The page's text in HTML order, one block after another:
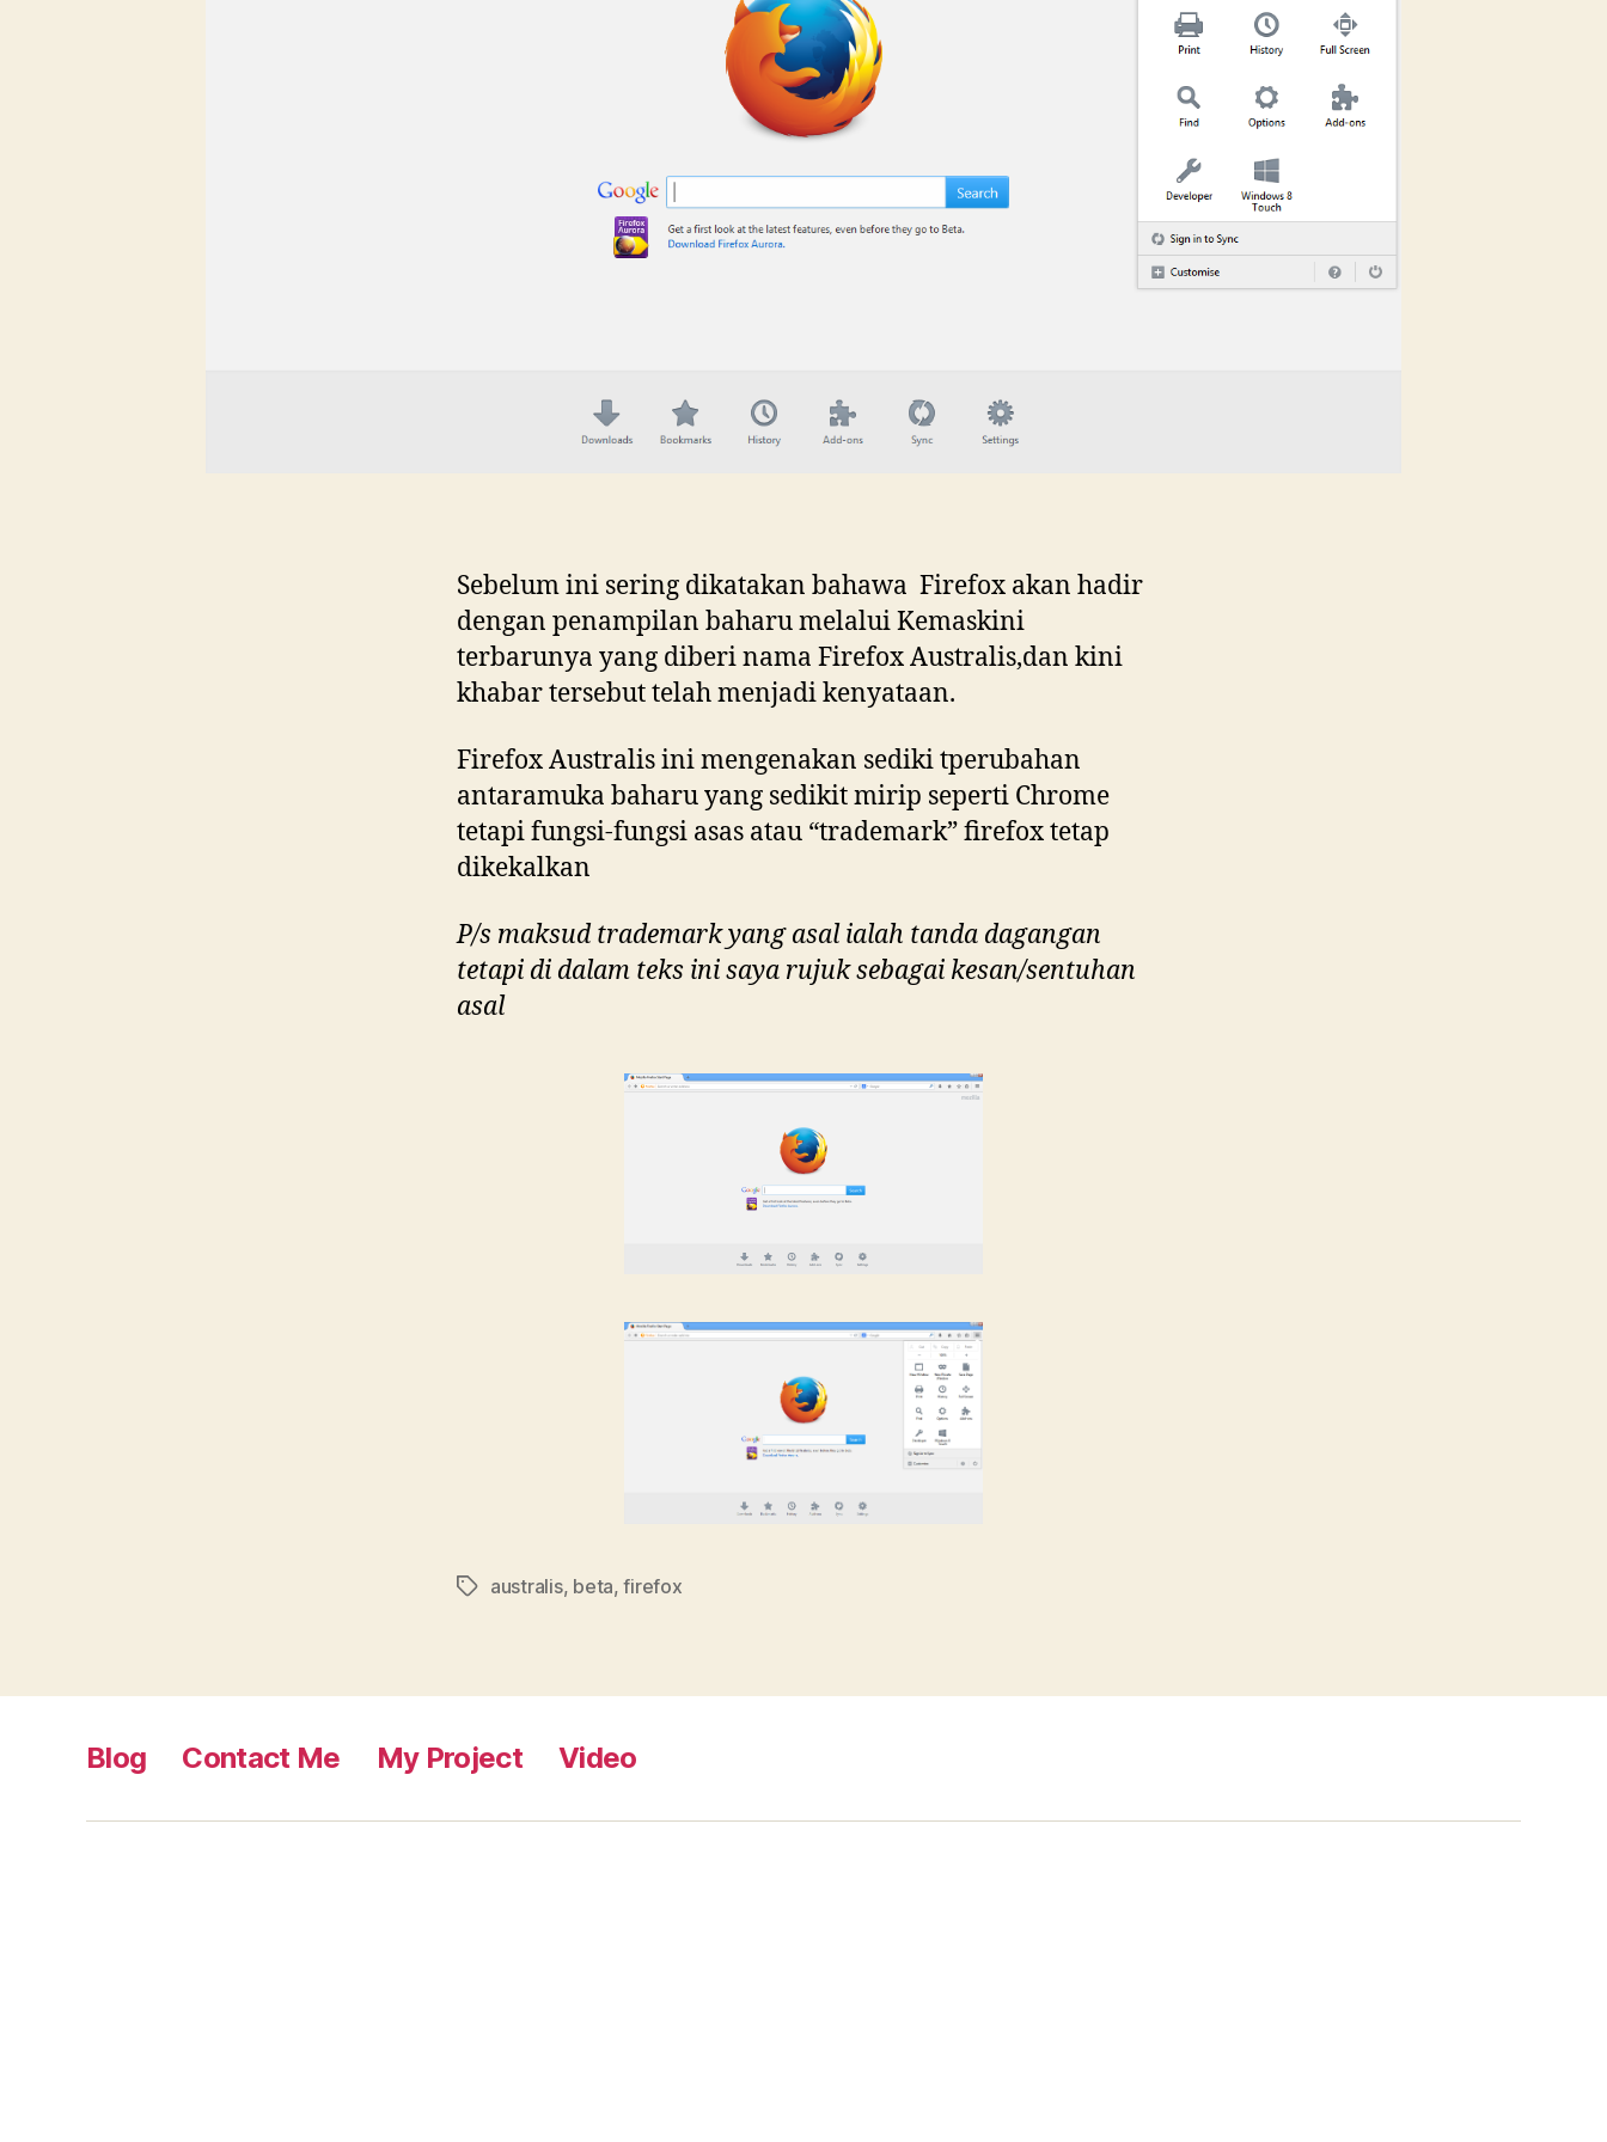
Sebelum ini sering dikatakan bahawa Firefox akan hadir
dengan penampilan baharu melalui Kemaskini
terbarunya yang diberi nama Firefox Australis,dan kini
khabar tersebut telah menjadi kenyataan.
Firefox Australis ini mengenakan sediki tperubahan
antaramuka baharu yang sedikit mirip seperti Chrome
tetapi fungsi-fungsi asas atau “trademark” firefox tetap
dikekalkan
P/s maksud trademark yang asal ialah tanda dagangan
tetapi di dalam teks ini saya rujuk sebagai kesan/sentuhan
asal
Tagsaustralis, beta,firefox
Blog Contact Me My Project Video